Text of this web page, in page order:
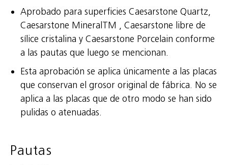
Aprobado para superficies Caesarstone Quartz,
Caesarstone MineralTM , Caesarstone libre de
sílice cristalina y Caesarstone Porcelain conforme
a las pautas que luego se mencionan.
Esta aprobación se aplica únicamente a las placas
que conservan el grosor original de fábrica. No se
aplica a las placas que de otro modo se han sido
pulidas o atenuadas.
Pautas